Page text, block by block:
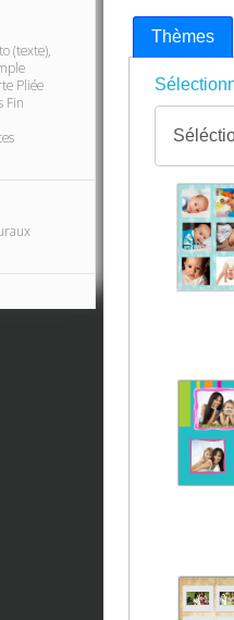
(texte),
Pliée
Fin
Thèmes